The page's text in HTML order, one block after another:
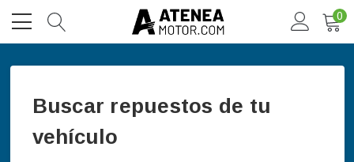
0
Buscar repuestos de tu
vehículo